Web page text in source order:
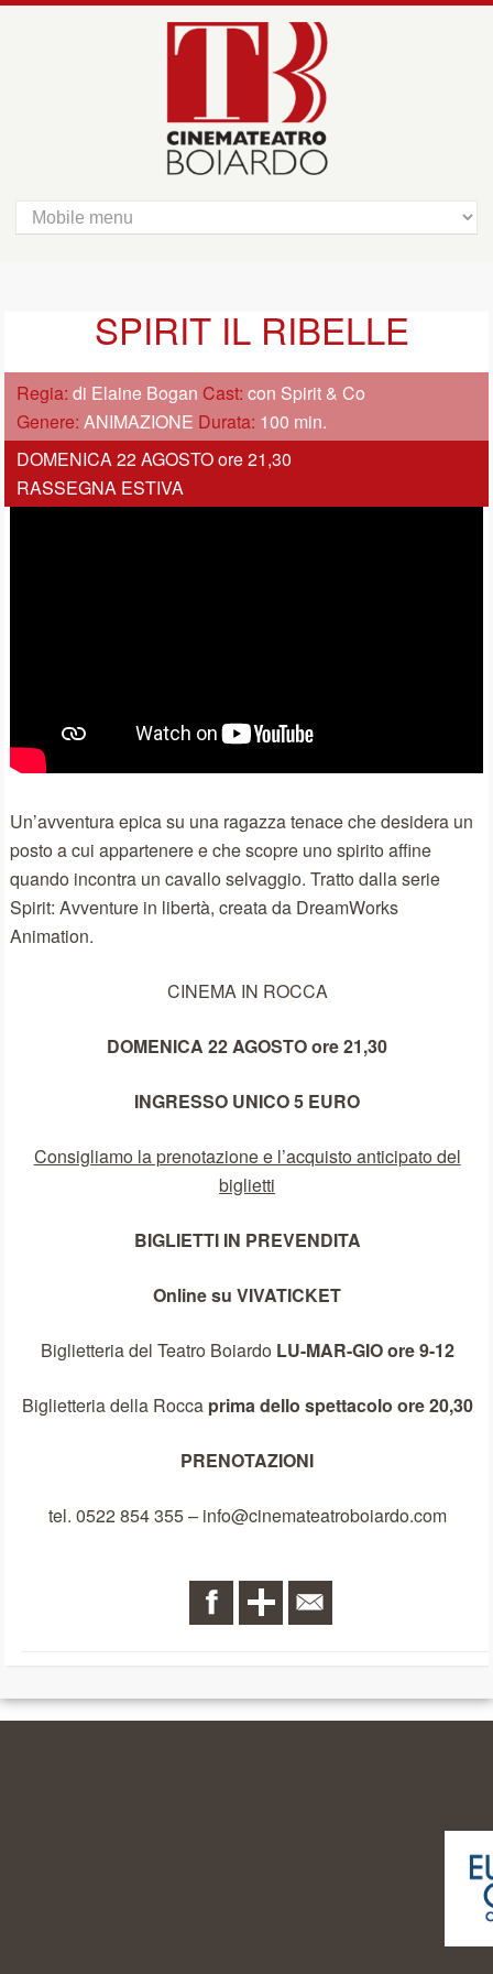
SPIRIT IL RIBELLE
Regia:di Elaine Bogan Cast:con Spirit & Co
Genere:ANIMAZIONE Durata: 100 min.
DOMENICA 22 AGOSTO ore 21,30
RASSEGNA ESTIVA
Un’avventura epica su una ragazza tenace che desidera un
posto a cui appartenere e che scopre uno spirito affine
quando incontra un cavallo selvaggio. Tratto dalla serie
Spirit: Avventure in libertà, creata da DreamWorks
Animation.
CINEMA IN ROCCA
DOMENICA 22 AGOSTO ore 21,30
INGRESSO UNICO 5 EURO
Consigliamo la prenotazione e l’acquisto anticipato del
biglietti
BIGLIETTI IN PREVENDITA
Online su VIVATICKET
Biglietteria del Teatro Boiardo LU-MAR-GIO ore 9-12
Biglietteria della Rocca prima dello spettacolo ore 20,30
PRENOTAZIONI
tel. 0522 854 355 – info@cinemateatroboiardo.com